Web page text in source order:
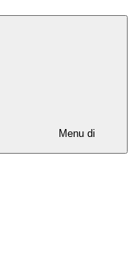
Menu di